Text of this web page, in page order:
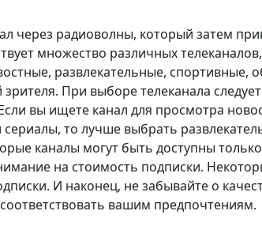
через радиоволны, который затем
множество различных
развлекательные, спортивные,
При выборе телеканала
вы ищете канал для просмотра
то лучше выбрать
каналы могут быть доступны
на стоимость подписки.
И наконец, не забывайте о
вашим предпочтениям.